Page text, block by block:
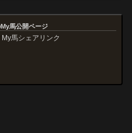
馬公開ページ
馬シェアリンク